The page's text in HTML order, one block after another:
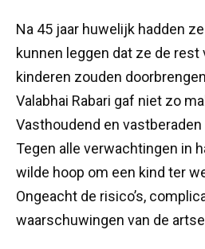
Na 45 jaar huwelijk hadden
kunnen leggen dat ze de
kinderen zouden
Valabhai Rabari gaf niet zo
Vasthoudend en
Tegen alle verwachtingen in
wilde hoop om een kind ter
Ongeacht de risico’s,
waarschuwingen van de